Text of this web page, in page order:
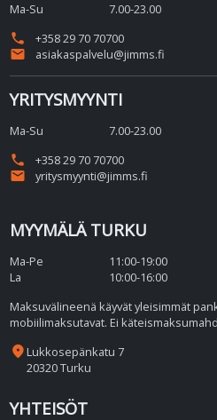
Ma-Su
7.00-23.00
phone
+358 29 70 70700
email
asiakaspalvelu@jimms.fi
YRITYSMYYNTI
Ma-Su
7.00-23.00
phone
+358 29 70 70700
email
yritysmyynti@jimms.fi
MYYMÄLÄ TURKU
Ma-Pe
11:00-19:00
La
10:00-16:00
Maksuvälineenä käyvät yleisimmät
mobiilimaksutavat. Ei
place Lukkosepänkatu 7
20320 Turku
YHTEISÖT